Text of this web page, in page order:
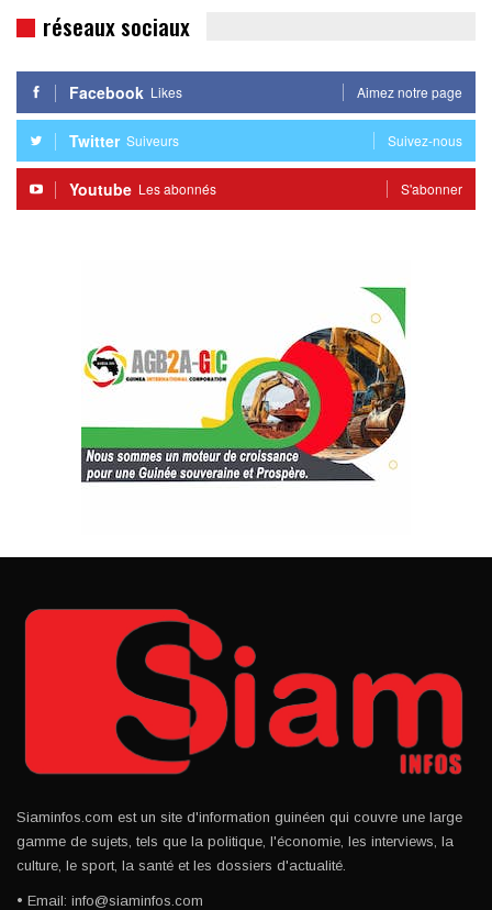
réseaux sociaux
Facebook Likes Aimez notre page
Twitter Suiveurs Suivez-nous
Youtube Les abonnés S'abonner
Siaminfos.com est un site d'information guinéen qui couvre une large
gamme de sujets, tels que la politique, l'économie, les interviews, la
culture, le sport, la santé et les dossiers d'actualité.
• Email: info@siaminfos.com